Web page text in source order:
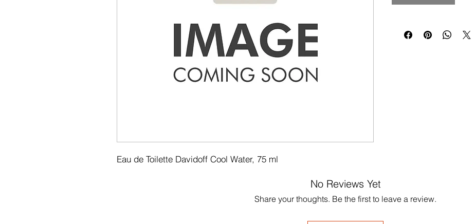
Eau de Toilette Davidoff Cool Water, 75 ml
No Reviews Yet
Share your thoughts. Be the first to leave a review.